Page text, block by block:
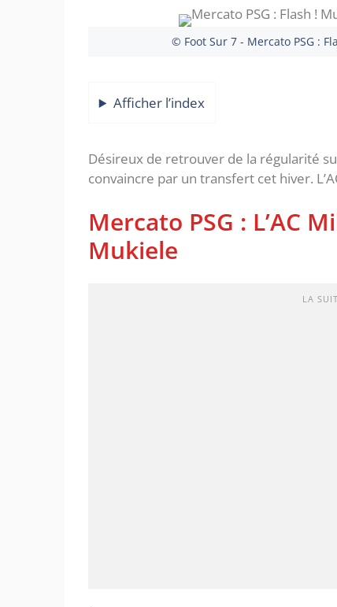
© Foot Sur 7 - Mercato PSG :
Afficher l’index
Désireux de retrouver de la régularité
convaincre par un transfert cet hiver.
Mercato PSG : L’AC
Mukiele
LA